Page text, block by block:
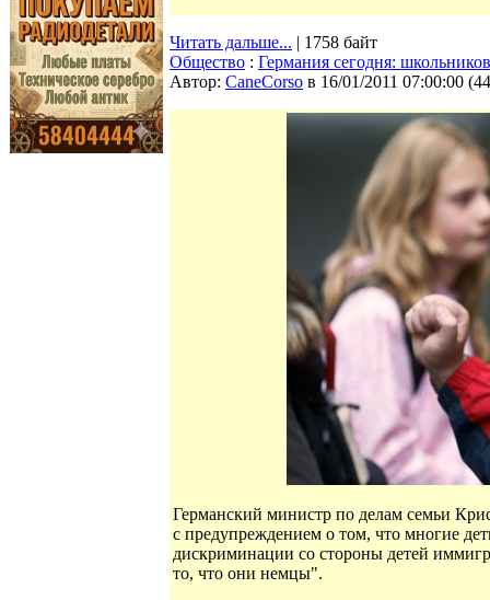
Читать дальше... | 1758 байт
Общество : Германия сегодня:
Автор: CaneCorso в 16/01/2011 07:00:00 (
Германский министр по делам семьи
с предупреждением о том, что многие
дискриминации со стороны детей
то, что они немцы".